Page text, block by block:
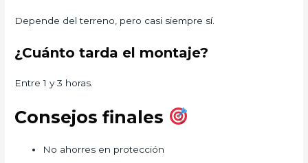
Depende del terreno, pero casi siempre sí.
¿Cuánto tarda el montaje?
Entre 1 y 3 horas.
Consejos finales
No ahorres en protección